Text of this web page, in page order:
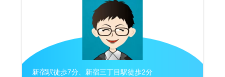
新宿駅徒歩7分、新宿三丁目駅徒歩2分